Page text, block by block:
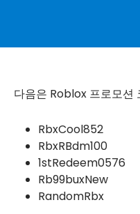
다음은 Roblox 프로모션
RbxCool852
RbxRBdm100
1stRedeem0576
Rb99buxNew
RandomRbx